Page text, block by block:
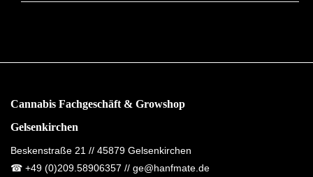
Cannabis Fachgeschäft & Growshop
Gelsenkirchen
Beskenstraße 21 // 45879 Gelsenkirchen
☎ +49 (0)209.58906357 // ge@hanfmate.de